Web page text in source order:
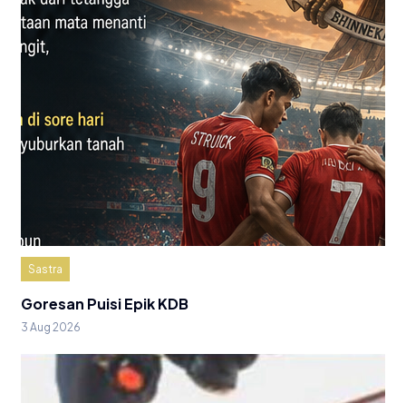
Sastra
Goresan Puisi Epik KDB
3 Aug 2026